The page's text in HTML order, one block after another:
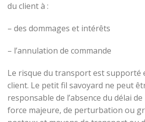
du client à :
– des dommages et intérêts
– l’annulation de commande
Le risque du transport est supporté
client. Le petit fil savoyard ne peut
responsable de l’absence du délai
force majeure, de perturbation ou